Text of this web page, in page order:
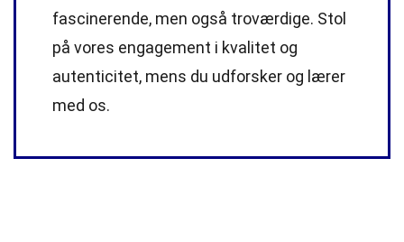
fascinerende, men også troværdige. Stol
på vores engagement i kvalitet og
autenticitet, mens du udforsker og lærer
med os.